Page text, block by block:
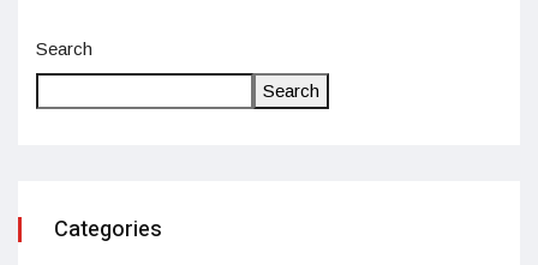
Search
Search
Categories